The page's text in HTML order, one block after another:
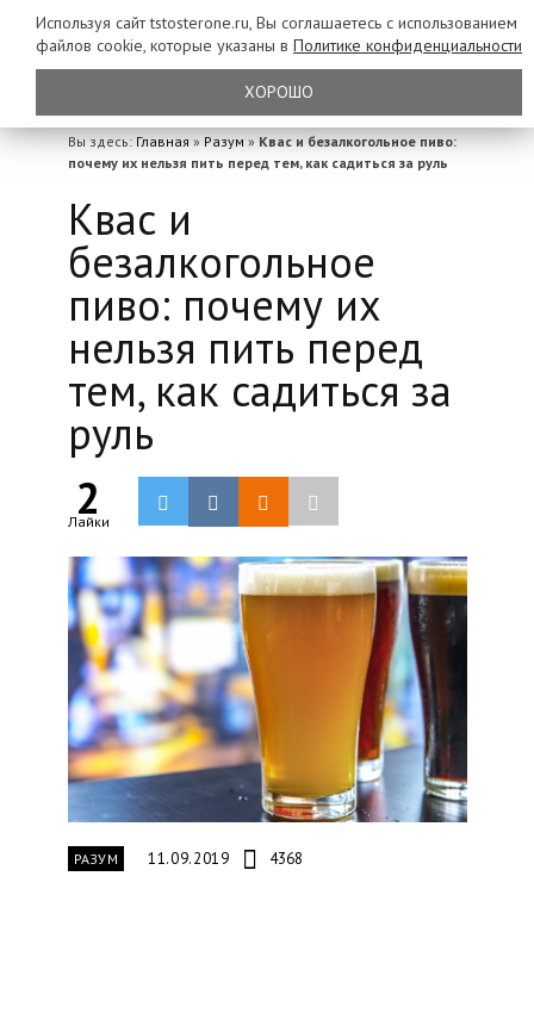
Вы здесь: Главная » Разум » Квас и безалкогольное пиво:
почему их нельзя пить перед тем, как садиться за руль
Квас и
безалкогольное
пиво: почему их
нельзя пить перед
тем, как садиться за
руль
2
Лайки
РАЗУМ 11.09.2019 4368
Используя сайт tstosterone.ru, Вы соглашаетесь с использованием
файлов cookie, которые указаны в Политике конфиденциальности
ХОРОШО